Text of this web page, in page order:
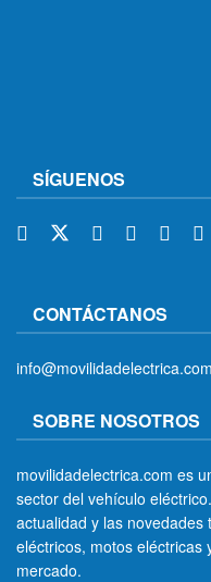
SÍGUENOS
CONTÁCTANOS
info@movilidadelectrica.com
SOBRE NOSOTROS
movilidadelectrica.com es
sector del vehículo
actualidad y las
eléctricos, motos eléctricas
mercado.